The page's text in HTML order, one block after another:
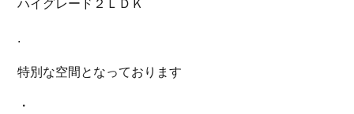
ハイグレード２ＬＤＫ
特別な空間となっております
・